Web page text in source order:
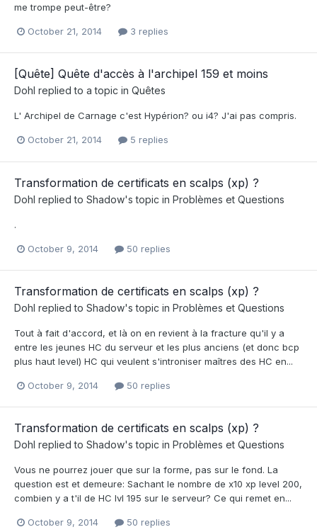
me trompe peut-être?
October 21, 2014 3 replies
[Quête] Quête d'accès à l'archipel 159 et moins
Dohl replied to a topic in Quêtes
L' Archipel de Carnage c'est Hypérion? ou i4? J'ai pas compris.
October 21, 2014 5 replies
Transformation de certificats en scalps (xp) ?
Dohl replied to Shadow's topic in Problèmes et Questions
.
October 9, 2014 50 replies
Transformation de certificats en scalps (xp) ?
Dohl replied to Shadow's topic in Problèmes et Questions
Tout à fait d'accord, et là on en revient à la fracture qu'il y a
entre les jeunes HC du serveur et les plus anciens (et donc bcp
plus haut level) HC qui veulent s'introniser maîtres des HC en...
October 9, 2014 50 replies
Transformation de certificats en scalps (xp) ?
Dohl replied to Shadow's topic in Problèmes et Questions
Vous ne pourrez jouer que sur la forme, pas sur le fond. La
question est et demeure: Sachant le nombre de x10 xp level 200,
combien y a t'il de HC lvl 195 sur le serveur? Ce qui remet en...
October 9, 2014 50 replies